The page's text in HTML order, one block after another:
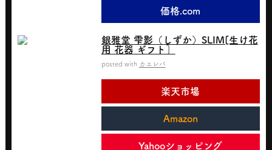
価格.com
銀雅堂 雫影（しずか）SLIM[生け花
用 花器 ギフト］
posted with カエレバ
楽天市場
Amazon
Yahooショッピング